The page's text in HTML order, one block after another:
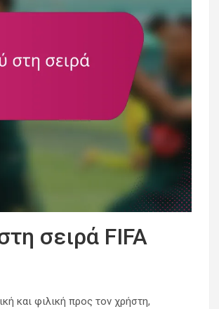
σειρά FIFA
και φιλική προς τον χρήστη,